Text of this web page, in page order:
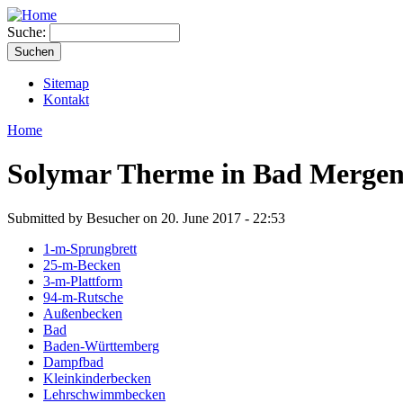
Suche:
Sitemap
Kontakt
Home
Solymar Therme in Bad
Submitted by Besucher on 20. June 2017 - 22:53
1-m-Sprungbrett
25-m-Becken
3-m-Plattform
94-m-Rutsche
Außenbecken
Bad
Baden-Württemberg
Dampfbad
Kleinkinderbecken
Lehrschwimmbecken